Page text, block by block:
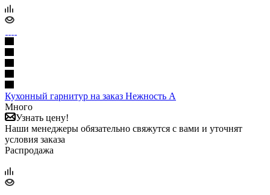
Кухонный гарнитур на заказ Нежность А
Много
Узнать цену!
Наши менеджеры обязательно свяжутся с вами и уточнят
условия заказа
Распродажа